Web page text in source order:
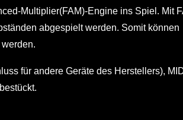
Multiplier(FAM)-Engine ins Spiel. Mit
abgespielt werden. Somit können
für andere Geräte des Herstellers),